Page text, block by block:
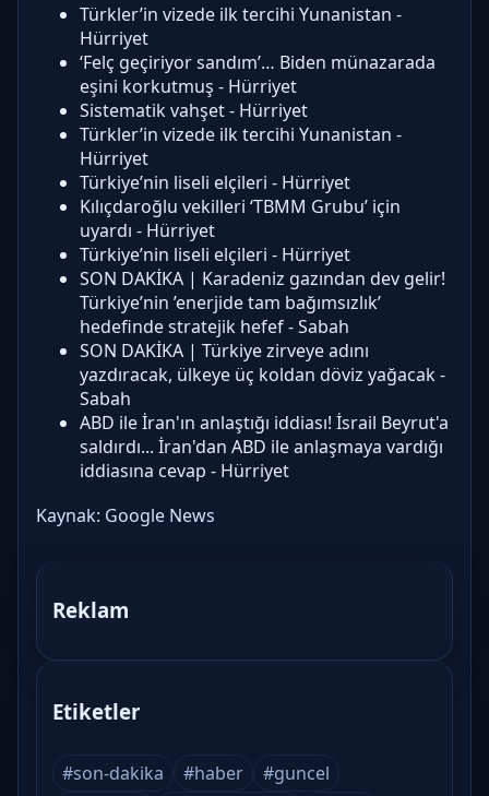
Türkler’in vizede ilk tercihi Yunanistan -
Hürriyet
‘Felç geçiriyor sandım’… Biden münazarada
eşini korkutmuş - Hürriyet
Sistematik vahşet - Hürriyet
Türkler’in vizede ilk tercihi Yunanistan -
Hürriyet
Türkiye’nin liseli elçileri - Hürriyet
Kılıçdaroğlu vekilleri ‘TBMM Grubu’ için
uyardı - Hürriyet
Türkiye’nin liseli elçileri - Hürriyet
SON DAKİKA | Karadeniz gazından dev gelir!
Türkiye’nin ’enerjide tam bağımsızlık’
hedefinde stratejik hefef - Sabah
SON DAKİKA | Türkiye zirveye adını
yazdıracak, ülkeye üç koldan döviz yağacak -
Sabah
ABD ile İran'ın anlaştığı iddiası! İsrail Beyrut'a
saldırdı... İran'dan ABD ile anlaşmaya vardığı
iddiasına cevap - Hürriyet
Kaynak: Google News
Reklam
Etiketler
#son-dakika #haber
#guncel